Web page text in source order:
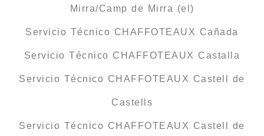
Mirra/Camp de Mirra (el)
Servicio Técnico CHAFFOTEAUX Cañada
Servicio Técnico CHAFFOTEAUX Castalla
Servicio Técnico CHAFFOTEAUX Castell de
Castells
Servicio Técnico CHAFFOTEAUX Castell de